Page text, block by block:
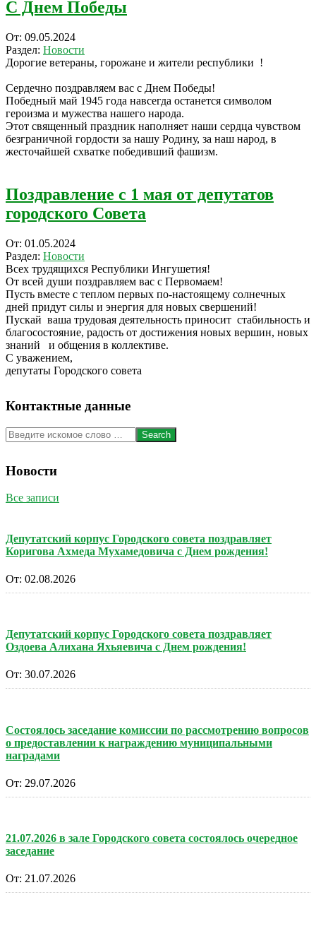
С Днем Победы
2024-
05-
09
От: 09.05.2024
Раздел: Новости
Дорогие ветераны, горожане и жители республики !
Сердечно поздравляем вас с Днем Победы!
Победный май 1945 года навсегда останется символом
героизма и мужества нашего народа.
Этот священный праздник наполняет наши сердца чувством
безграничной гордости за нашу Родину, за наш народ, в
жесточайшей схватке победивший фашизм.
Поздравление с 1 мая от депутатов
городского Совета
2024-
05-
01
От: 01.05.2024
Раздел: Новости
Всех трудящихся Республики Ингушетия!
От всей души поздравляем вас с Первомаем!
Пусть вместе с теплом первых по-настоящему солнечных
дней придут силы и энергия для новых свершений!
Пускай ваша трудовая деятельность приносит стабильность и
благосостояние, радость от достижения новых вершин, новых
знаний и общения в коллективе.
С уважением,
депутаты Городского совета
Контактные данные
Search
Новости
Все записи
Депутатский корпус Городского совета поздравляет
Коригова Ахмеда Мухамедовича с Днем рождения!
От: 02.08.2026
Депутатский корпус Городского совета поздравляет
Оздоева Алихана Яхьяевича с Днем рождения!
От: 30.07.2026
Состоялось заседание комиссии по рассмотрению вопросов
о предоставлении к награждению муниципальными
наградами
От: 29.07.2026
21.07.2026 в зале Городского совета состоялось очередное
заседание
От: 21.07.2026